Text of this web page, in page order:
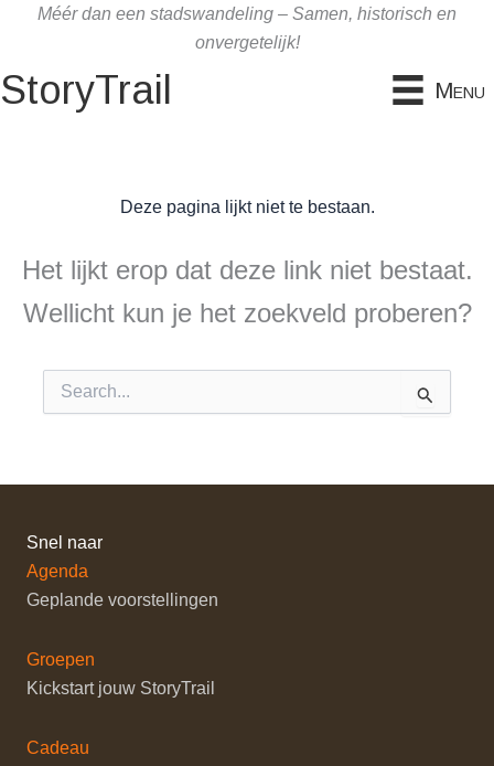
inhoud
Méér dan een stadswandeling – Samen, historisch en
onvergetelijk!
StoryTrail Menu
Deze pagina lijkt niet te bestaan.
Het lijkt erop dat deze link niet bestaat.
Wellicht kun je het zoekveld proberen?
naar:
Snel naar
Agenda
Geplande voorstellingen
Groepen
Kickstart jouw StoryTrail
Cadeau